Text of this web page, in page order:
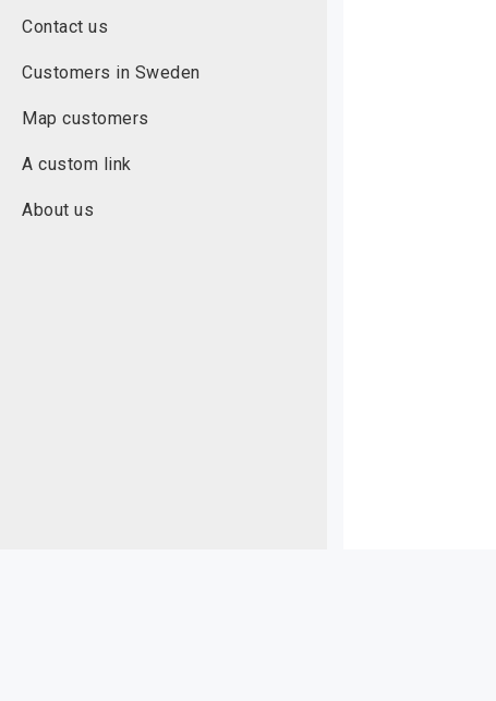
Contact us
Customers in Sweden
Map customers
A custom link
About us